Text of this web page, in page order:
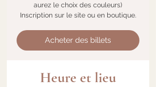
aurez le choix des couleurs)
Inscription sur le site ou en boutique.
Acheter des billets
Heure et lieu